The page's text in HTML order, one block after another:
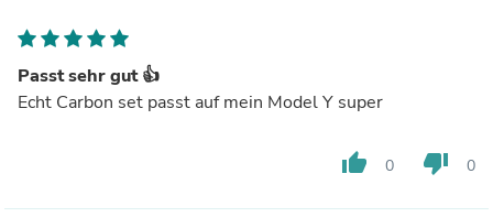
Passt sehr gut 👍
Echt Carbon set passt auf mein Model Y super
thumb_up 0 thumb_down 0